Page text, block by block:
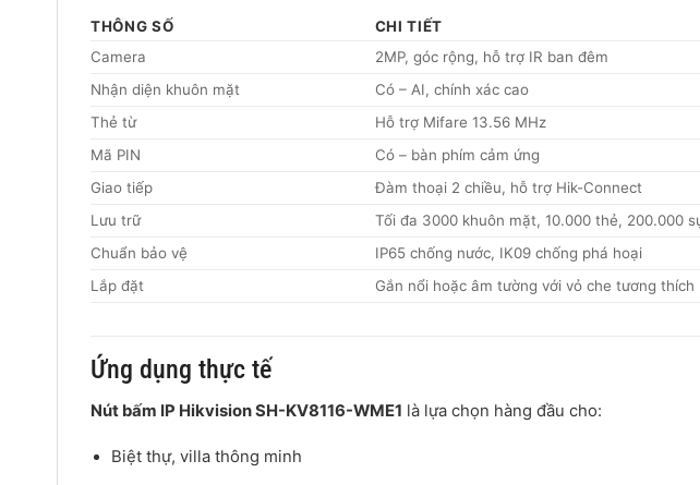
THÔNG SỐ
CHI TIẾT
Camera
2MP, góc rộng, hỗ trợ IR ban đêm
Nhận diện khuôn mặt
Có – AI, chính xác cao
Thẻ từ
Hỗ trợ Mifare 13.56 MHz
Mã PIN
Có – bàn phím cảm ứng
Giao tiếp
Đàm thoại 2 chiều, hỗ trợ Hik-Connect
Lưu trữ
Tối đa 3000 khuôn mặt, 10.000 thẻ, 200.000
Chuẩn bảo vệ
IP65 chống nước, IK09 chống phá hoại
Lắp đặt
Gắn nổi hoặc âm tường với vỏ che tương thích
Ứng dụng thực tế
Nút bấm IP Hikvision SH-KV8116-WME1 là lựa chọn hàng đầu cho:
Biệt thự, villa thông minh